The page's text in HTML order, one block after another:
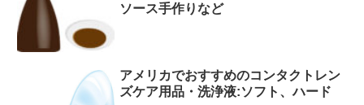
ソース手作りなど
アメリカでおすすめのコンタクトレン
ズケア用品・洗浄液:ソフト、ハード